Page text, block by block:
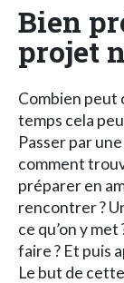
Bien
projet
Combien peut
temps cela
Passer par
comment
préparer en
rencontrer ?
ce qu’on y
faire ? Et puis
Le but de